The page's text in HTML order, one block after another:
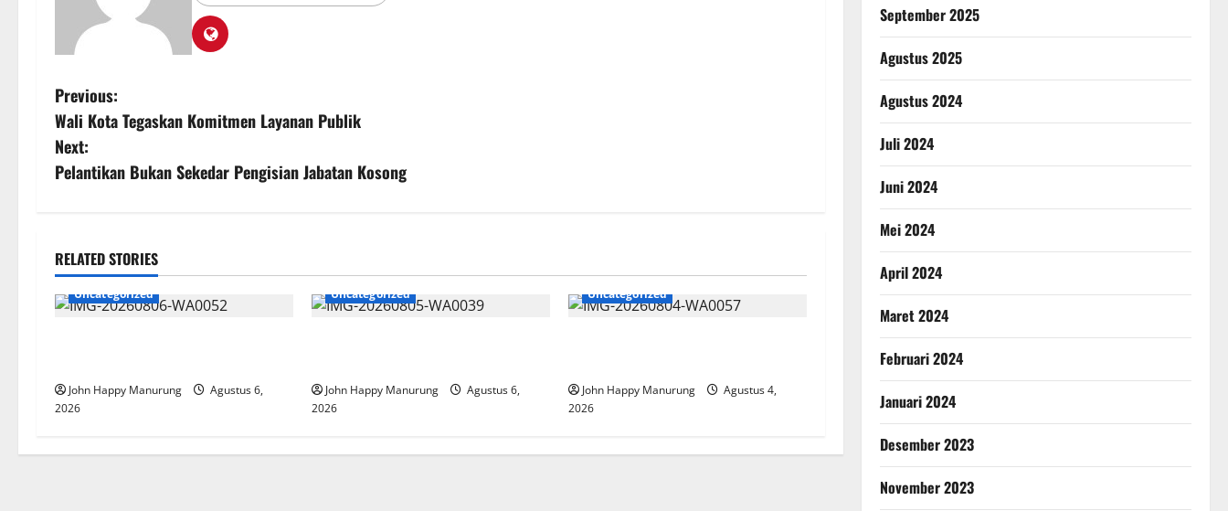
Previous:
Wali Kota Tegaskan Komitmen Layanan Publik
Next:
Pelantikan Bukan Sekedar Pengisian Jabatan Kosong
RELATED STORIES
Uncategorized
John Happy Manurung
Agustus 6,
2026
Uncategorized
John Happy Manurung
Agustus 6,
2026
Uncategorized
John Happy Manurung
Agustus 4,
2026
September 2025
Agustus 2025
Agustus 2024
Juli 2024
Juni 2024
Mei 2024
April 2024
Maret 2024
Februari 2024
Januari 2024
Desember 2023
November 2023